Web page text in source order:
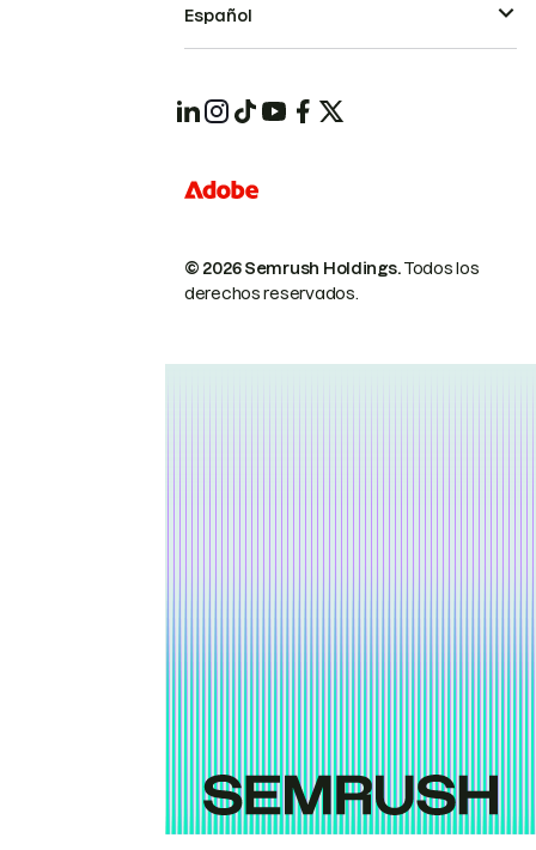
© 2026 Semrush Holdings.Todos los
derechos reservados.
Español